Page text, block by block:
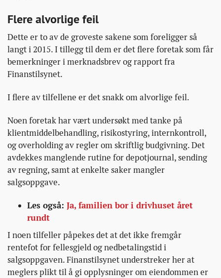
Flere alvorlige feil
Dette er to av de groveste sakene som foreligger så
langt i 2015. I tillegg til dem er det flere foretak som får
bemerkninger i merknadsbrev og rapport fra
Finanstilsynet.
I flere av tilfellene er det snakk om alvorlige feil.
Noen foretak har vært undersøkt med tanke på
klientmiddelbehandling, risikostyring, internkontroll,
og overholding av regler om skriftlig budgivning. Det
avdekkes manglende rutine for depotjournal, sending
av regning, samt at enkelte saker mangler
salgsoppgave.
Les også: Ja, familien bor i drivhuset året
rundt
I noen tilfeller påpekes det at det ikke fremgår
rentefot for fellesgjeld og nedbetalingstid i
salgsoppgaven. Finanstilsynet understreker her at
meglers plikt til å gi opplysninger om eiendommen er